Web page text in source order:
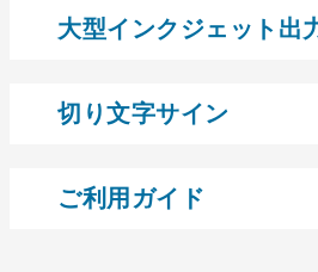
大型インクジェット出
切り文字サイン
ご利用ガイド